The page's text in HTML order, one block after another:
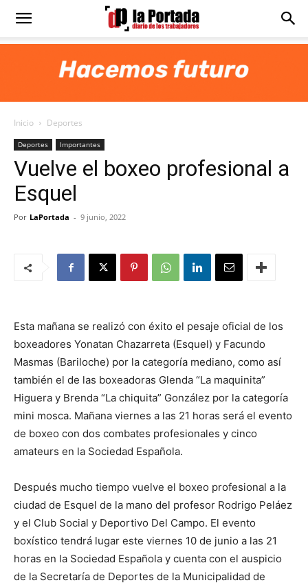
Diario
Portada
Inicio Deportes
Deportes Importantes
Vuelve el boxeo profesional a
Esquel
Por LaPortada - 9 junio, 2022
Esta mañana se realizó con éxito el pesaje oficial de los
boxeadores Yonatan Chazarreta (Esquel) y Facundo
Masmas (Bariloche) por la categoría mediano, como así
también el de las boxeadoras Glenda “La maquinita”
Higuera y Brenda “La chiquita” González por la categoría
mini mosca. Mañana viernes a las 21 horas será el evento
de boxeo con dos combates profesionales y cinco
amateurs en la Sociedad Española.
Después mucho tiempo vuelve el boxeo profesional a la
ciudad de Esquel de la mano del profesor Rodrigo Peláez
y el Club Social y Deportivo Del Campo. El evento
boxístico tendrá lugar este viernes 10 de junio a las 21
horas en la Sociedad Española y cuenta con el auspicio
de la Secretaría de Deportes de la Municipalidad de